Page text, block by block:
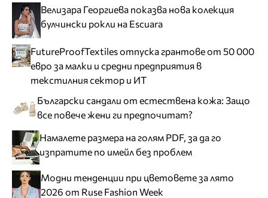
Велизара Георгиева показва нова колекция
булчински рокли на Escuara
FutureProofTextiles отпуска грантове от 50 000
евро за малки и средни предприятия в
текстилния сектор и ИТ
Български сандали от естествена кожа: Защо
все повече жени ги предпочитат?
Намалете размера на голям PDF, за да го
изпратите по имейл без проблем
Модни тенденции при цветовете за лято
2026 от Ruse Fashion Week